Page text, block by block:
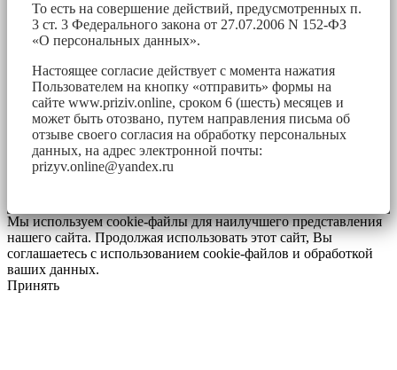
То есть на совершение действий, предусмотренных п.
3 ст. 3 Федерального закона от 27.07.2006 N 152-ФЗ
«О персональных данных».
Настоящее согласие действует с момента нажатия
Пользователем на кнопку «отправить» формы на
сайте www.priziv.online, сроком 6 (шесть) месяцев и
может быть отозвано, путем направления письма об
отзыве своего согласия на обработку персональных
данных, на адрес электронной почты:
prizyv.online@yandex.ru
Мы используем cookie-файлы для наилучшего представления
нашего сайта. Продолжая использовать этот сайт, Вы
соглашаетесь с использованием cookie-файлов и обработкой
ваших данных.
Принять